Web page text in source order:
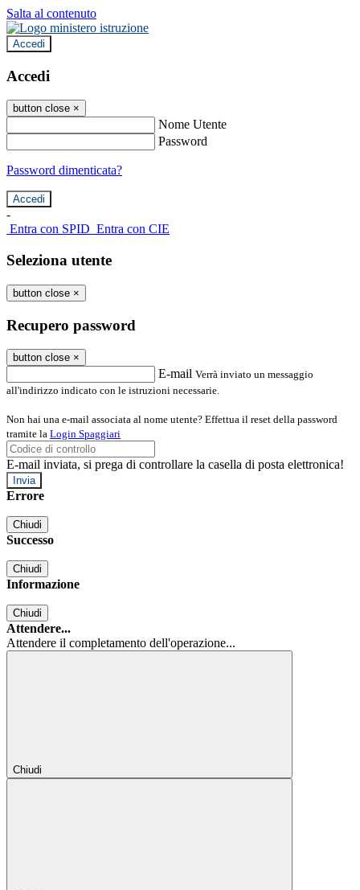
Salta al contenuto
Accedi
Accedi
button close ×
Nome Utente
Password
Password dimenticata?
-
Entra con SPID Entra con CIE
Seleziona utente
button close ×
Recupero password
button close ×
E-mail Verrà inviato un messaggio
all'indirizzo indicato con le istruzioni necessarie.
Non hai una e-mail associata al nome utente? Effettua il reset della password
tramite la Login Spaggiari
E-mail inviata, si prega di controllare la casella di posta elettronica!
Errore
Chiudi
Successo
Chiudi
Informazione
Chiudi
Attendere...
Attendere il completamento dell'operazione...
Chiudi